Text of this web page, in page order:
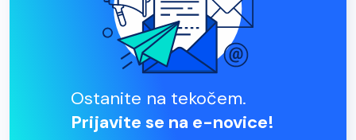
Ostanite na tekočem.
Prijavite se na e-novice!